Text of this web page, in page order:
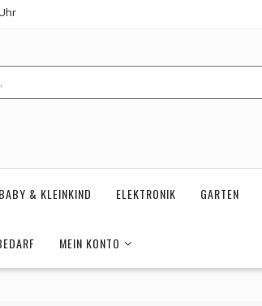
BABY & KLEINKIND ELEKTRONIK GARTEN
MEIN KONTO